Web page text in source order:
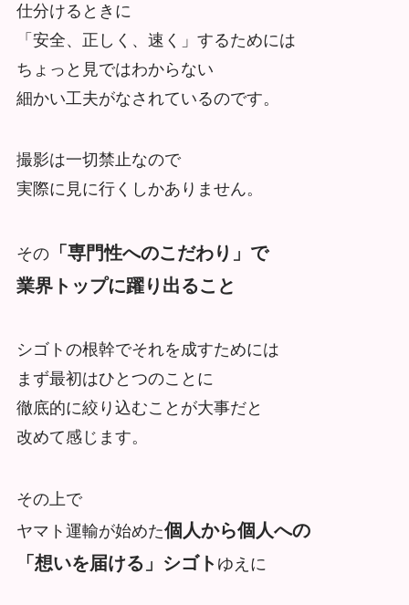
仕分けるときに
「安全、正しく、速く」するためには
ちょっと見ではわからない
細かい工夫がなされているのです。
撮影は一切禁止なので
実際に見に行くしかありません。
その「専門性へのこだわり」で
業界トップに躍り出ること
シゴトの根幹でそれを成すためには
まず最初はひとつのことに
徹底的に絞り込むことが大事だと
改めて感じます。
その上で
ヤマト運輸が始めた個人から個人への
「想いを届ける」シゴト ゆえに